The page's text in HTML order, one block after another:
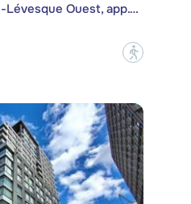
1300, boulevard René-Lévesque Ouest, app. 706
?